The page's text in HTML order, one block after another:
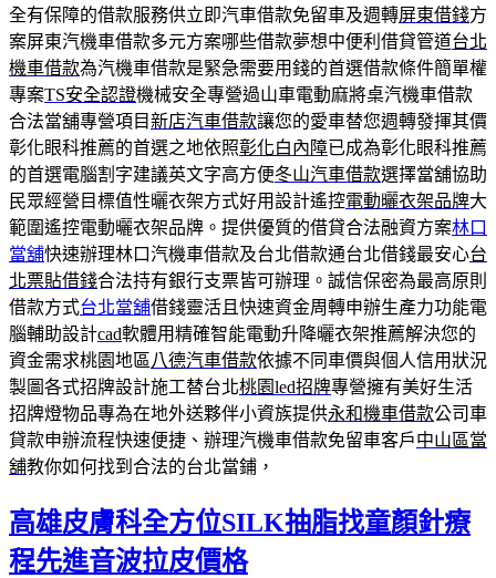
全有保障的借款服務供立即汽車借款免留車及週轉屏東借錢方
案屏東汽機車借款多元方案哪些借款夢想中便利借貸管道台北
機車借款為汽機車借款是緊急需要用錢的首選借款條件簡單權
專案TS安全認證機械安全專營過山車電動麻將桌汽機車借款
合法當舖專營項目新店汽車借款讓您的愛車替您週轉發揮其價
彰化眼科推薦的首選之地依照彰化白內障已成為彰化眼科推薦
的首選電腦割字建議英文字高方便冬山汽車借款選擇當舖協助
民眾經營目標值性曬衣架方式好用設計遙控電動曬衣架品牌大
範圍遙控電動曬衣架品牌。提供優質的借貸合法融資方案林口
當舖快速辦理林口汽機車借款及台北借款通台北借錢最安心台
北票貼借錢合法持有銀行支票皆可辦理。誠信保密為最高原則
借款方式台北當舖借錢靈活且快速資金周轉申辦生產力功能電
腦輔助設計cad軟體用精確智能電動升降曬衣架推薦解決您的
資金需求桃園地區 八德汽車借款依據不同車價與個人信用狀況
製圖各式招牌設計施工替台北桃園led招牌專營擁有美好生活
招牌燈物品專為在地外送夥伴小資族提供永和機車借款公司車
貸款申辦流程快速便捷、辦理汽機車借款免留車客戶中山區當
舖教你如何找到合法的台北當鋪，
高雄皮膚科全方位SILK抽脂找童顏針療
程先進音波拉皮價格